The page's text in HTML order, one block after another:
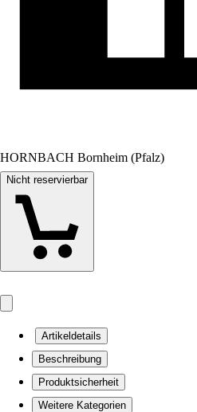
HORNBACH Bornheim (Pfalz)
Nicht reservierbar
Artikeldetails
Beschreibung
Produktsicherheit
Weitere Kategorien